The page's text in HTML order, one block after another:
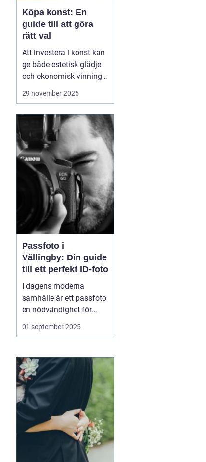
Köpa konst: En
guide till att göra
rätt val
Att investera i konst kan
ge både estetisk glädje
och ekonomisk vinning.
Köpa konst innebär att
förstå marknaden och
värdet av konstverket. I
denna artikel und...
29 november 2025
Passfoto i
Vällingby: Din guide
till ett perfekt ID-foto
I dagens moderna
samhälle är ett passfoto
en nödvändighet för
många olika ändamål.
Oavsett om det gäller
ID-handlingar, är det
viktigt att ha ett
professionellt foto s...
01 september 2025